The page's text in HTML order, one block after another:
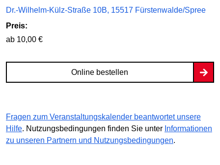
Dr.-Wilhelm-Külz-Straße 10B, 15517 Fürstenwalde/Spree
Preis:
ab 10,00 €
Online bestellen
Fragen zum Veranstaltungskalender beantwortet unsere
Hilfe. Nutzungsbedingungen finden Sie unter Informationen
zu unseren Partnern und Nutzungsbedingungen.